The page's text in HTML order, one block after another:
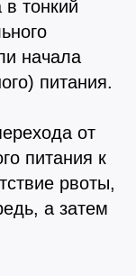
в тонкий
начала
питания.
от
питания к
рвоты,
а затем